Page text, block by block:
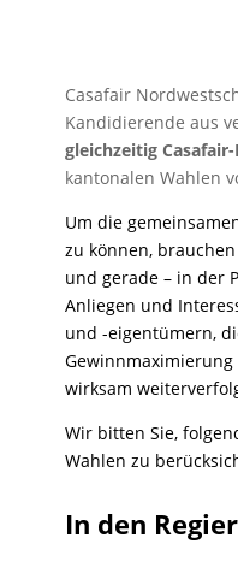
Casafair
Kandidierende aus
gleichzeitig
kantonalen Wahlen
Um die
zu können,
und gerade – in der
Anliegen und
und -eigentümern,
wirksam
Wir bitten Sie,
Wahlen zu
In den